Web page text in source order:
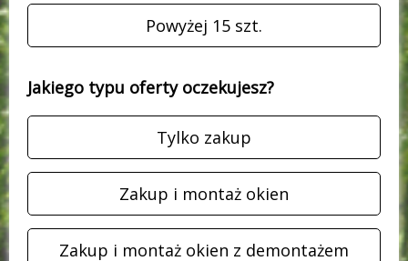
Powyżej 15 szt.
Jakiego typu oferty oczekujesz?
Tylko zakup
Zakup i montaż okien
Zakup i montaż okien z demontażem